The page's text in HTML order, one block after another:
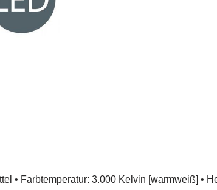
• Farbtemperatur: 3.000 Kelvin [warmweiß] •